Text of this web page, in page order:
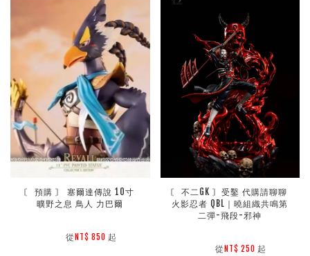
〘 預購 〙 塞爾達傳說 10寸
曠野之息 鳥人 力巴爾
        從
NT$ 850 起
〘 不二GK 〙受鑿 代購請聊聊
火影忍者 QBL｜曉組織共鳴第
二彈-飛段-邪神
        從
NT$ 250 起